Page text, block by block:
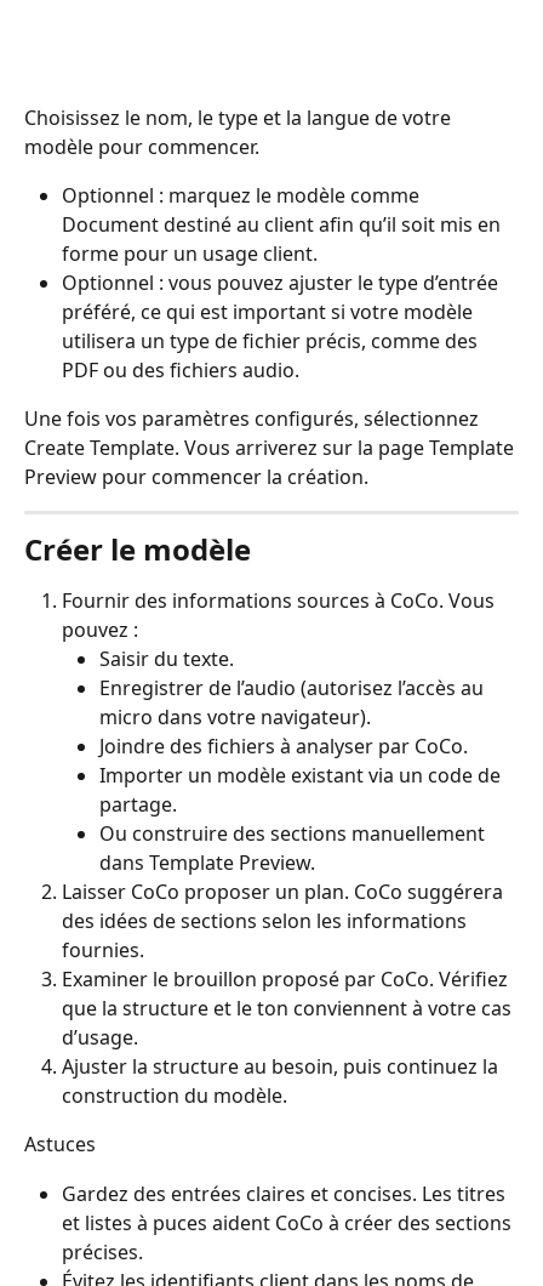
Choisissez le nom, le type et la langue de votre
modèle pour commencer.
Optionnel : marquez le modèle comme
Document destiné au client afin qu’il soit mis en
forme pour un usage client.
Optionnel : vous pouvez ajuster le type d’entrée
préféré, ce qui est important si votre modèle
utilisera un type de fichier précis, comme des
PDF ou des fichiers audio.
Une fois vos paramètres configurés, sélectionnez
Create Template. Vous arriverez sur la page Template
Preview pour commencer la création.
Créer le modèle
Fournir des informations sources à CoCo. Vous
pouvez :
Saisir du texte.
Enregistrer de l’audio (autorisez l’accès au
micro dans votre navigateur).
Joindre des fichiers à analyser par CoCo.
Importer un modèle existant via un code de
partage.
Ou construire des sections manuellement
dans Template Preview.
Laisser CoCo proposer un plan. CoCo suggérera
des idées de sections selon les informations
fournies.
Examiner le brouillon proposé par CoCo. Vérifiez
que la structure et le ton conviennent à votre cas
d’usage.
Ajuster la structure au besoin, puis continuez la
construction du modèle.
Astuces
Gardez des entrées claires et concises. Les titres
et listes à puces aident CoCo à créer des sections
précises.